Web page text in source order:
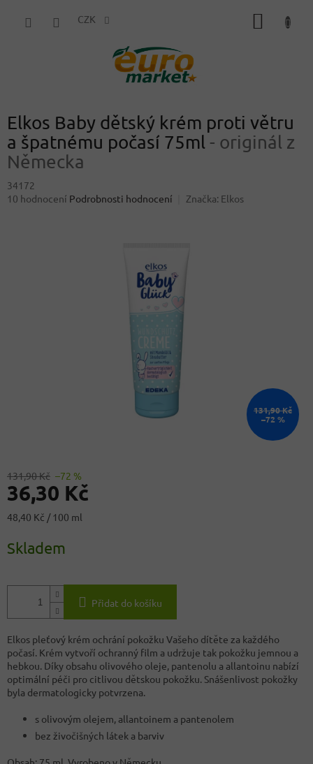
CZK
Elkos Baby dětský krém proti větru
a špatnému počasí 75ml - originál z
Německa
34172
Průměrné
10 hodnocení Podrobnosti hodnocení Značka: Elkos
131,90 Kč
–72 %
131,90 Kč –72 %
36,30 Kč
Měrná
48,40 Kč / 100 ml
Skladem
Přidat do košíku
Elkos pleťový krém ochrání pokožku Vašeho dítěte za každého
počasí. Krém vytvoří ochranný film a udržuje tak pokožku jemnou a
hebkou. Díky obsahu olivového oleje, pantenolu a allantoinu nabízí
optimální péči pro citlivou dětskou pokožku. Snášenlivost pokožky
byla dermatologicky potvrzena.
s olivovým olejem, allantoinem a pantenolem
bez živočišných látek a barviv